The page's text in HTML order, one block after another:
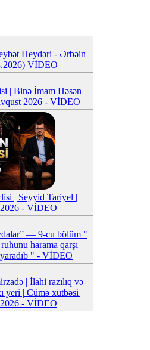
Heydəri - Ərbəin
VİDEO
| Binə İmam Həsən
2026 - VİDEO
| Seyyid Tariyel |
- VİDEO
— 9-cu bölüm "
harama qarşı
yaradıb " - VİDEO
| İlahi razılıq və
yeri | Cümə xütbəsi |
- VİDEO